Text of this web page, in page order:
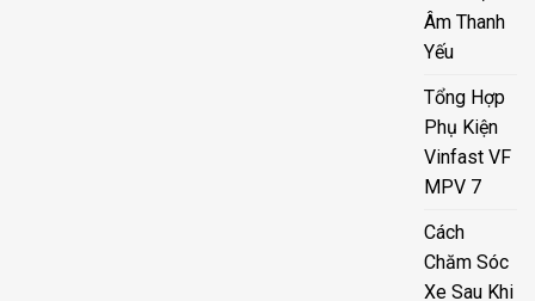
Âm Thanh
Yếu
Tổng Hợp
Phụ Kiện
Vinfast VF
MPV 7
Cách
Chăm Sóc
Xe Sau Khi